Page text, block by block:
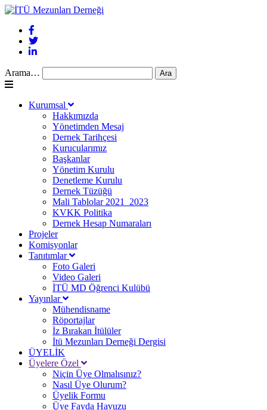
Arama…
Kurumsal
Hakkımızda
Yönetimden Mesaj
Dernek Tarihçesi
Kurucularımız
Başkanlar
Yönetim Kurulu
Denetleme Kurulu
Dernek Tüzüğü
Mali Tablolar 2021_2023
KVKK Politika
Dernek Hesap Numaraları
Projeler
Komisyonlar
Tanıtımlar
Foto Galeri
Video Galeri
İTÜ MD Öğrenci Kulübü
Yayınlar
Mühendisname
Röportajlar
İz Bırakan İtülüler
İtü Mezunları Derneği Dergisi
ÜYELİK
Üyelere Özel
Niçin Üye Olmalısınız?
Nasıl Üye Olurum?
Üyelik Formu
Üye Fayda Havuzu